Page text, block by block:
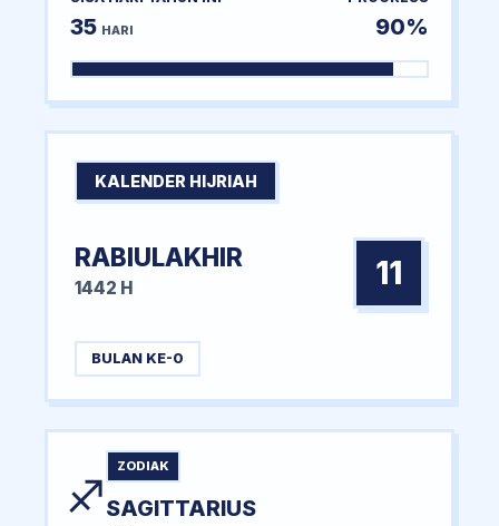
35 HARI 90%
KALENDER HIJRIAH
RABIULAKHIR
1442 H 11
BULAN KE-0
♐
ZODIAK
SAGITTARIUS